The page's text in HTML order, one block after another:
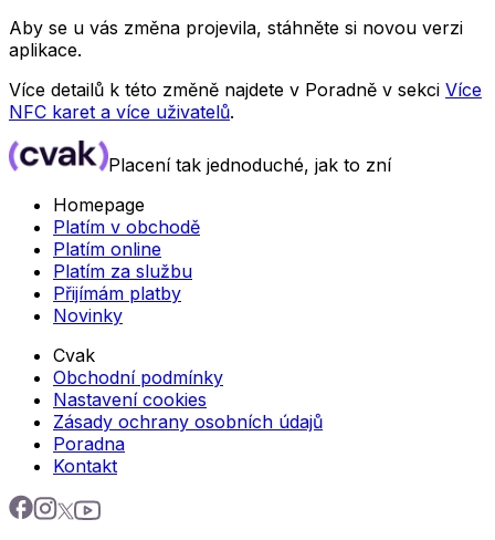
Aby se u vás změna projevila, stáhněte si novou verzi
aplikace.
Více detailů k této změně najdete v Poradně v sekci Více
NFC karet a více uživatelů.
Placení tak jednoduché, jak to zní
Homepage
Platím v obchodě
Platím online
Platím za službu
Přijímám platby
Novinky
Cvak
Obchodní podmínky
Nastavení cookies
Zásady ochrany osobních údajů
Poradna
Kontakt